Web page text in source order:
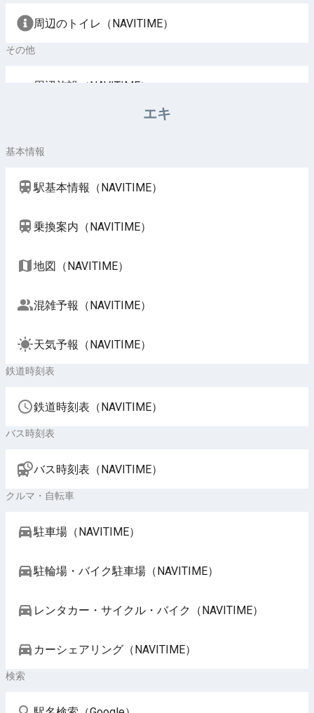
周辺のトイレ（NAVITIME）
その他
周辺施設（NAVITIME）
エキ
基本情報
駅基本情報（NAVITIME）
乗換案内（NAVITIME）
地図（NAVITIME）
混雑予報（NAVITIME）
天気予報（NAVITIME）
鉄道時刻表
鉄道時刻表（NAVITIME）
バス時刻表
バス時刻表（NAVITIME）
クルマ・自転車
駐車場（NAVITIME）
駐輪場・バイク駐車場（NAVITIME）
レンタカー・サイクル・バイク（NAVITIME）
カーシェアリング（NAVITIME）
検索